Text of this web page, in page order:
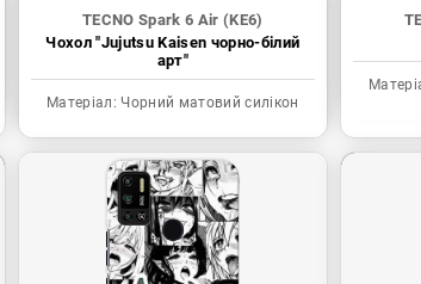
TECNO Spark 6 Air (KE6)
Чохол "Jujutsu Kaisen чорно-білий
арт"
Матеріал: Чорний матовий силікон